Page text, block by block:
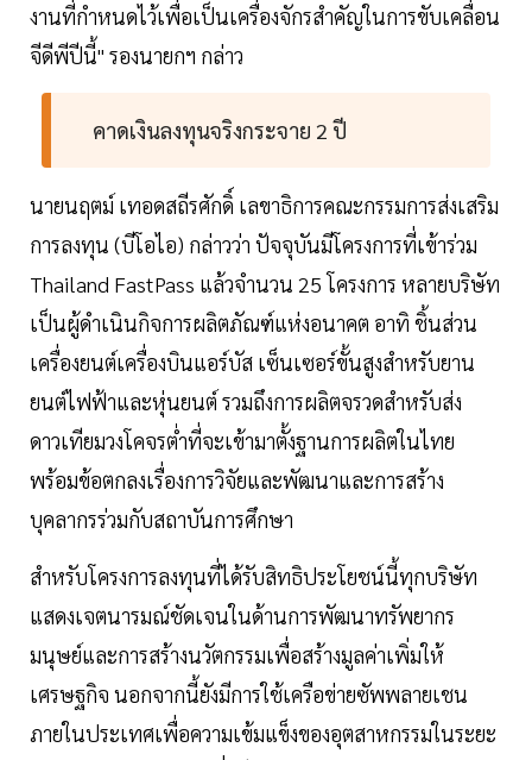
งานที่กำหนดไว้เพื่อเป็นเครื่องจักรสำคัญในการขับเคลื่อน
จีดีพีปีนี้" รองนายกฯ กล่าว
คาดเงินลงทุนจริงกระจาย 2 ปี
นายนฤตม์ เทอดสถีรศักดิ์ เลขาธิการคณะกรรมการส่งเสริม
การลงทุน (บีโอไอ) กล่าวว่า ปัจจุบันมีโครงการที่เข้าร่วม
Thailand FastPass แล้วจำนวน 25 โครงการ หลายบริษัท
เป็นผู้ดำเนินกิจการผลิตภัณฑ์แห่งอนาคต อาทิ ชิ้นส่วน
เครื่องยนต์เครื่องบินแอร์บัส เซ็นเซอร์ขั้นสูงสำหรับยาน
ยนต์ไฟฟ้าและหุ่นยนต์ รวมถึงการผลิตจรวดสำหรับส่ง
ดาวเทียมวงโคจรต่ำที่จะเข้ามาตั้งฐานการผลิตในไทย
พร้อมข้อตกลงเรื่องการวิจัยและพัฒนาและการสร้าง
บุคลากรร่วมกับสถาบันการศึกษา
สำหรับโครงการลงทุนที่ได้รับสิทธิประโยชน์นี้ทุกบริษัท
แสดงเจตนารมณ์ชัดเจนในด้านการพัฒนาทรัพยากร
มนุษย์และการสร้างนวัตกรรมเพื่อสร้างมูลค่าเพิ่มให้
เศรษฐกิจ นอกจากนี้ยังมีการใช้เครือข่ายซัพพลายเชน
ภายในประเทศเพื่อความเข้มแข็งของอุตสาหกรรมในระยะ